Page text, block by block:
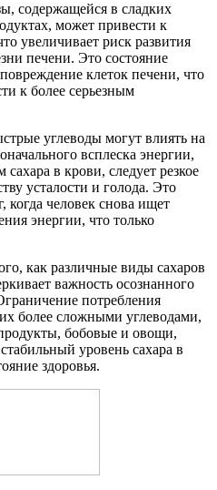
содержащейся в сладких
может привести к
увеличивает риск развития
печени. Это состояние
клеток печени, что
к более серьезным
углеводы могут влиять на
всплеска энергии,
в крови, следует резкое
усталости и голода. Это
когда человек снова ищет
энергии, что только
как различные виды сахаров
важность осознанного
потребления
более сложными углеводами,
бобовые и овощи,
уровень сахара в
здоровья.